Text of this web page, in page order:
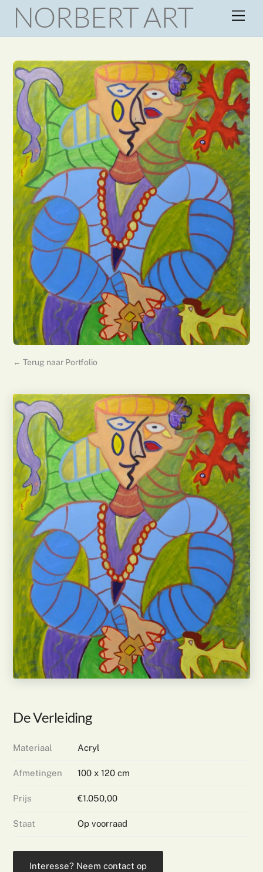
Skip
content
NORBERT ART
← Terug naar Portfolio
De Verleiding
Materiaal Acryl
Afmetingen 100 x 120 cm
Prijs €1.050,00
Staat Op voorraad
Interesse? Neem contact op